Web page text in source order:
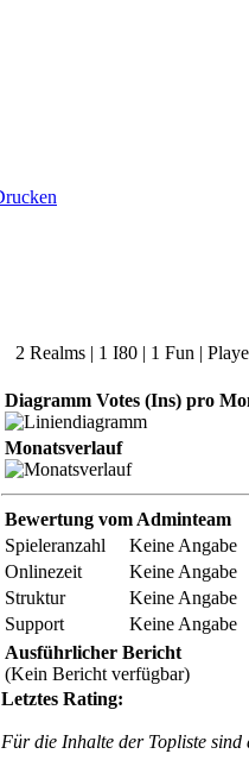
2 Realms | 1 I80 | 1 Fun |
Diagramm Votes (Ins) pro
Monatsverlauf
Bewertung vom Adminteam
Spieleranzahl
Keine Angabe
Onlinezeit
Keine Angabe
Struktur
Keine Angabe
Support
Keine Angabe
Ausführlicher Bericht
(Kein Bericht verfügbar)
Letztes Rating:
Für die Inhalte der Topliste